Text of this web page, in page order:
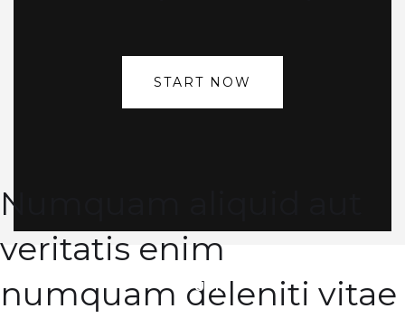
Numquam aliquid aut
veritatis enim
numquam deleniti vitae
START NOW
STUDIO